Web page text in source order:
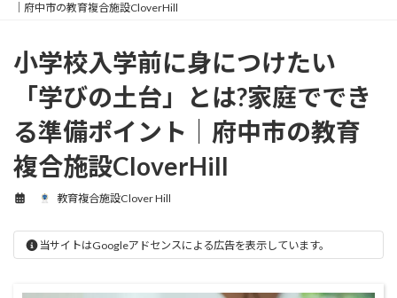
｜府中市の教育複合施設CloverHill
小学校入学前に身につけたい
「学びの土台」とは?家庭ででき
る準備ポイント｜府中市の教育
複合施設CloverHill
教育複合施設Clover Hill
当サイトはGoogleアドセンスによる広告を表示しています。